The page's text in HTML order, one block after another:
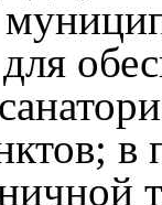
в